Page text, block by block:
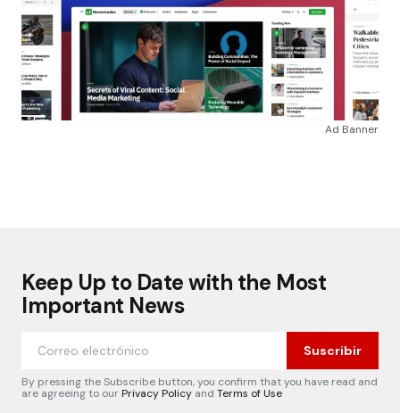
Ad Banner
Keep Up to Date with the Most
Important News
Suscribir
By pressing the Subscribe button, you confirm that you have read and
are agreeing to ourPrivacy Policy and Terms of Use